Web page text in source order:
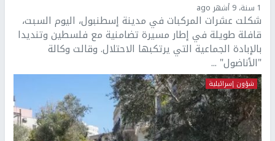
1 سنة، 9 أشهر ago
شكلت عشرات المركبات في مدينة إسطنبول، اليوم السبت،
قافلة طويلة في إطار مسيرة تضامنية مع فلسطين وتنديدا
بالإبادة الجماعية التي يرتكبها الاحتلال. وقالت وكالة
"الأناضول" ...
شؤون إسرائيلية